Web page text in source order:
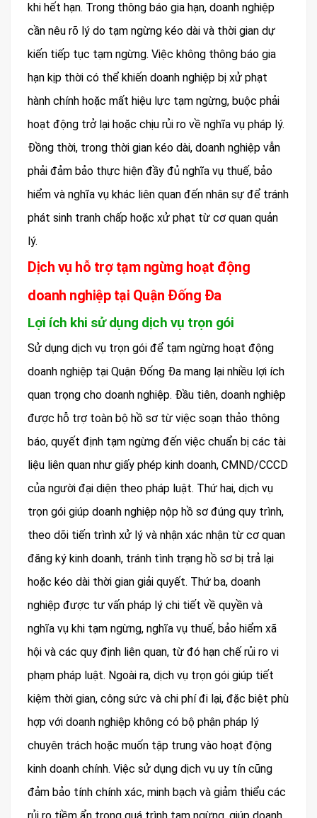
khi hết hạn. Trong thông báo gia hạn, doanh nghiệp
cần nêu rõ lý do tạm ngừng kéo dài và thời gian dự
kiến tiếp tục tạm ngừng. Việc không thông báo gia
hạn kịp thời có thể khiến doanh nghiệp bị xử phạt
hành chính hoặc mất hiệu lực tạm ngừng, buộc phải
hoạt động trở lại hoặc chịu rủi ro về nghĩa vụ pháp lý.
Đồng thời, trong thời gian kéo dài, doanh nghiệp vẫn
phải đảm bảo thực hiện đầy đủ nghĩa vụ thuế, bảo
hiểm và nghĩa vụ khác liên quan đến nhân sự để tránh
phát sinh tranh chấp hoặc xử phạt từ cơ quan quản
lý.
Dịch vụ hỗ trợ tạm ngừng hoạt động
doanh nghiệp tại Quận Đống Đa
Lợi ích khi sử dụng dịch vụ trọn gói
Sử dụng dịch vụ trọn gói để tạm ngừng hoạt động
doanh nghiệp tại Quận Đống Đa mang lại nhiều lợi ích
quan trọng cho doanh nghiệp. Đầu tiên, doanh nghiệp
được hỗ trợ toàn bộ hồ sơ từ việc soạn thảo thông
báo, quyết định tạm ngừng đến việc chuẩn bị các tài
liệu liên quan như giấy phép kinh doanh, CMND/CCCD
của người đại diện theo pháp luật. Thứ hai, dịch vụ
trọn gói giúp doanh nghiệp nộp hồ sơ đúng quy trình,
theo dõi tiến trình xử lý và nhận xác nhận từ cơ quan
đăng ký kinh doanh, tránh tình trạng hồ sơ bị trả lại
hoặc kéo dài thời gian giải quyết. Thứ ba, doanh
nghiệp được tư vấn pháp lý chi tiết về quyền và
nghĩa vụ khi tạm ngừng, nghĩa vụ thuế, bảo hiểm xã
hội và các quy định liên quan, từ đó hạn chế rủi ro vi
phạm pháp luật. Ngoài ra, dịch vụ trọn gói giúp tiết
kiệm thời gian, công sức và chi phí đi lại, đặc biệt phù
hợp với doanh nghiệp không có bộ phận pháp lý
chuyên trách hoặc muốn tập trung vào hoạt động
kinh doanh chính. Việc sử dụng dịch vụ uy tín cũng
đảm bảo tính chính xác, minh bạch và giảm thiểu các